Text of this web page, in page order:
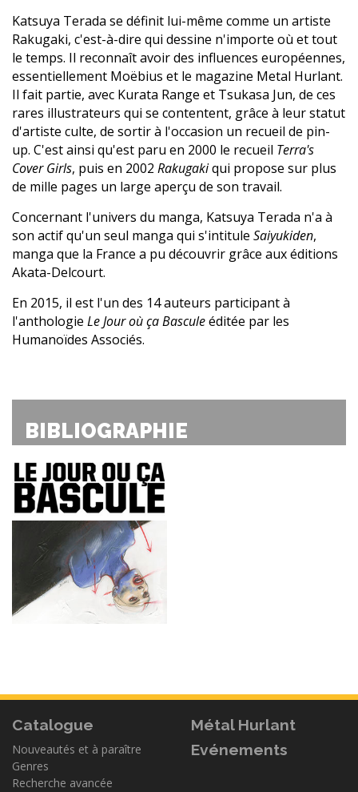
Katsuya Terada se définit lui-même comme un artiste
Rakugaki, c'est-à-dire qui dessine n'importe où et tout
le temps. Il reconnaît avoir des influences européennes,
essentiellement Moëbius et le magazine Metal Hurlant.
Il fait partie, avec Kurata Range et Tsukasa Jun, de ces
rares illustrateurs qui se contentent, grâce à leur statut
d'artiste culte, de sortir à l'occasion un recueil de pin-
up. C'est ainsi qu'est paru en 2000 le recueil Terra's
Cover Girls, puis en 2002 Rakugakiqui propose sur plus
de mille pages un large aperçu de son travail.
Concernant l'univers du manga, Katsuya Terada n'a à
son actif qu'un seul manga qui s'intitule Saiyukiden,
manga que la France a pu découvrir grâce aux éditions
Akata-Delcourt.
En 2015, il est l'un des 14 auteurs participant à
l'anthologie Le Jour où ça Basculeéditée par les
Humanoïdes Associés.
BIBLIOGRAPHIE
Catalogue
Nouveautés et à paraître
Genres
Recherche avancée
Métal Hurlant
Evénements